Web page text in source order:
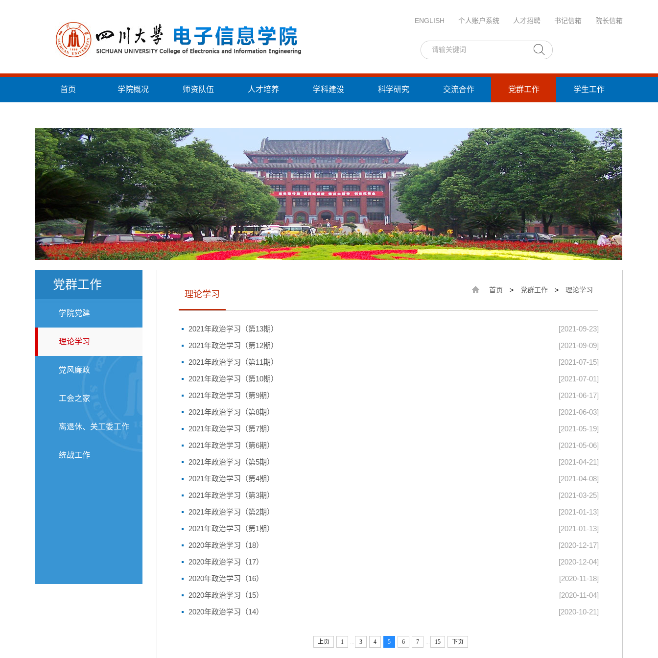
ENGLISH 个人账户系统 人才招聘 书记信箱 院长信箱
首页 学院概况 师资队伍 人才培养 学科建设 科学研究 交流合作 党群工作 学生工作
党群工作
学院党建
理论学习
党风廉政
工会之家
离退休、关工委工作
统战工作
理论学习 首页 > 党群工作 > 理论学习
[2021-09-23]
2021年政治学习（第13期）
[2021-09-09]
2021年政治学习（第12期）
[2021-07-15]
2021年政治学习（第11期）
[2021-07-01]
2021年政治学习（第10期）
[2021-06-17]
2021年政治学习（第9期）
[2021-06-03]
2021年政治学习（第8期）
[2021-05-19]
2021年政治学习（第7期）
[2021-05-06]
2021年政治学习（第6期）
[2021-04-21]
2021年政治学习（第5期）
[2021-04-08]
2021年政治学习（第4期）
[2021-03-25]
2021年政治学习（第3期）
[2021-01-13]
2021年政治学习（第2期）
[2021-01-13]
2021年政治学习（第1期）
[2020-12-17]
2020年政治学习（18）
[2020-12-04]
2020年政治学习（17）
[2020-11-18]
2020年政治学习（16）
[2020-11-04]
2020年政治学习（15）
[2020-10-21]
2020年政治学习（14）
上页 1 3 4 5 6 7 15 下页